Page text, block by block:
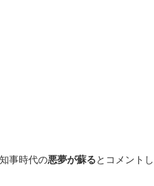
事時代の悪夢が蘇るとコメントし